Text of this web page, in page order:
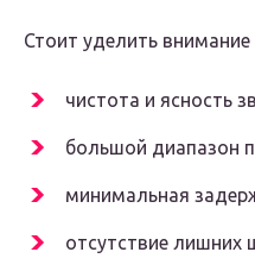
Стоит уделить
чистота и ясность
большой диапазон
минимальная
отсутствие лишних